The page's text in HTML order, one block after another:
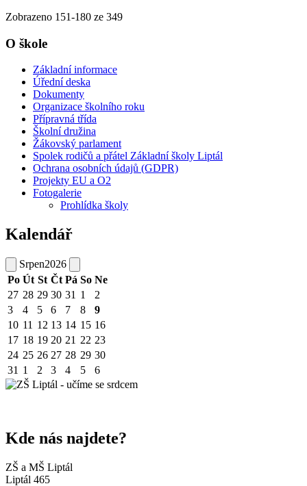
Zobrazeno 151-180 ze 349
O škole
Základní informace
Úřední deska
Dokumenty
Organizace školního roku
Přípravná třída
Školní družina
Žákovský parlament
Spolek rodičů a přátel Základní školy Liptál
Ochrana osobních údajů (GDPR)
Projekty EU a O2
Fotogalerie
Prohlídka školy
Kalendář
Srpen2026
Po Út St Čt Pá So Ne
27 28 29 30 31 1
2
3
4 5 6 7 8
9
10 11 12 13 14 15 16
17 18 19 20 21 22 23
24 25 26 27 28 29 30
31 1 2 3 4 5 6
Kde nás najdete?
ZŠ a MŠ Liptál
Liptál 465